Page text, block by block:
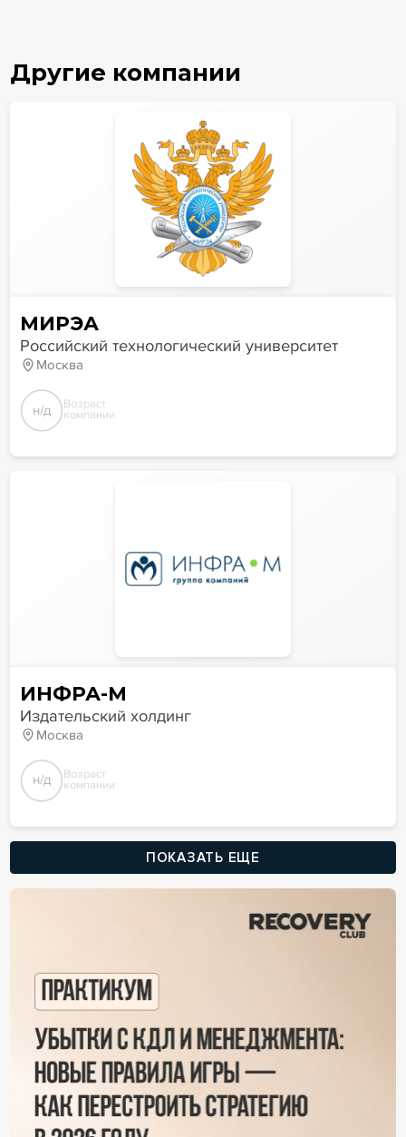
Другие компании
МИРЭА
Российский технологический университет
Москва
н/д Возраст
компании
ИНФРА-М
Издательский холдинг
Москва
н/д Возраст
компании
ПОКАЗАТЬ ЕЩЕ